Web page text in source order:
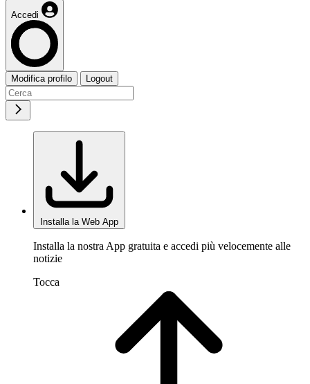
Accedi
Modifica profilo Logout
Installa la Web App
Installa la nostra App gratuita e accedi più velocemente alle
notizie
Tocca